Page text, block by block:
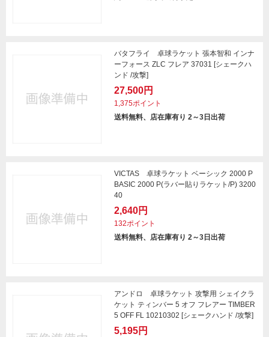
バタフライ 卓球ラケット 張本智和 インナ
ーフォース ZLC フレア 37031 [シェークハ
ンド /攻撃]
27,500円
1,375ポイント
送料無料、店在庫有り 2～3日出荷
VICTAS 卓球ラケット ベーシック 2000 P
BASIC 2000 P(ラバー貼りラケット/P) 3200
40
2,640円
132ポイント
送料無料、店在庫有り 2～3日出荷
アンドロ 卓球ラケット 攻撃用 シェイクラ
ケット ティンバー 5 オフ フレアー TIMBER
5 OFF FL 10210302 [シェークハンド /攻撃]
5,195円